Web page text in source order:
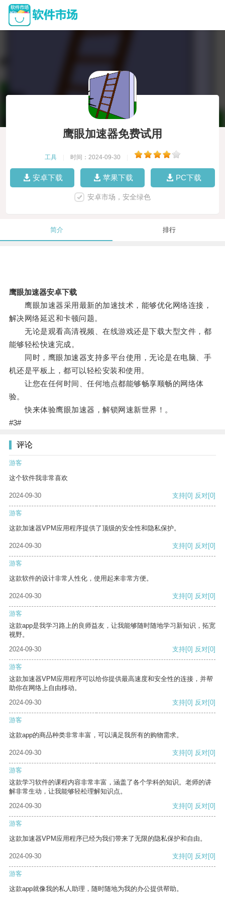
鹰眼加速器免费试用
工具 时间：2024-09-30
安卓下载 苹果下载 PC下载
安卓市场，安全绿色
简介 排行
鹰眼加速器安卓下载
鹰眼加速器采用最新的加速技术，能够优化网络连接，
解决网络延迟和卡顿问题。
无论是观看高清视频、在线游戏还是下载大型文件，都
能够轻松快速完成。
同时，鹰眼加速器支持多平台使用，无论是在电脑、手
机还是平板上，都可以轻松安装和使用。
让您在任何时间、任何地点都能够畅享顺畅的网络体
验。
快来体验鹰眼加速器，解锁网速新世界！。
#3#
评论
游客
这个软件我非常喜欢
2024-09-30 支持[0] 反对[0]
游客
这款加速器VPM应用程序提供了顶级的安全性和隐私保护。
2024-09-30 支持[0] 反对[0]
游客
这款软件的设计非常人性化，使用起来非常方便。
2024-09-30 支持[0] 反对[0]
游客
这款app是我学习路上的良师益友，让我能够随时随地学习新知识，拓宽
视野。
2024-09-30
支持[0] 反对[0]
游客
这款加速器VPM应用程序可以给你提供最高速度和安全性的连接，并帮
助你在网络上自由移动。
2024-09-30
支持[0] 反对[0]
游客
这款app的商品种类非常丰富，可以满足我所有的购物需求。
2024-09-30 支持[0] 反对[0]
游客
这款学习软件的课程内容非常丰富，涵盖了各个学科的知识。老师的讲
解非常生动，让我能够轻松理解知识点。
2024-09-30
支持[0] 反对[0]
游客
这款加速器VPM应用程序已经为我们带来了无限的隐私保护和自由。
2024-09-30 支持[0] 反对[0]
游客
这款app就像我的私人助理，随时随地为我的办公提供帮助。